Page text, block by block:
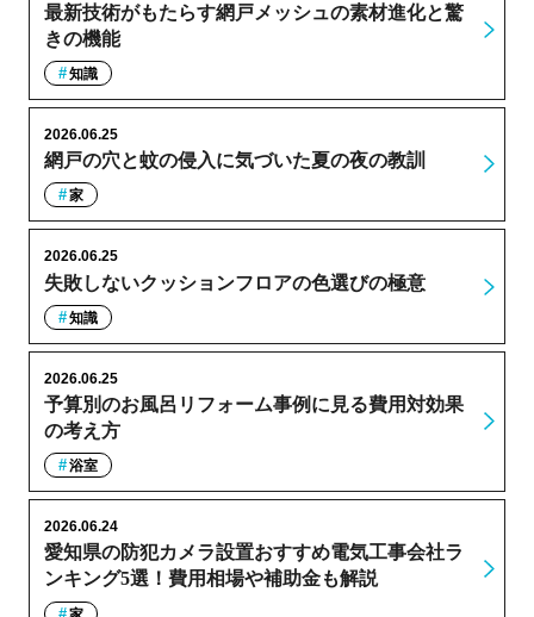
最新技術がもたらす網戸メッシュの素材進化と驚
きの機能
知識
網戸の穴と蚊の侵入に気づいた夏の夜の教訓
2026.06.25
家
失敗しないクッションフロアの色選びの極意
2026.06.25
知識
予算別のお風呂リフォーム事例に見る費用対効果
の考え方
2026.06.25
浴室
愛知県の防犯カメラ設置おすすめ電気工事会社ラ
ンキング5選！費用相場や補助金も解説
2026.06.24